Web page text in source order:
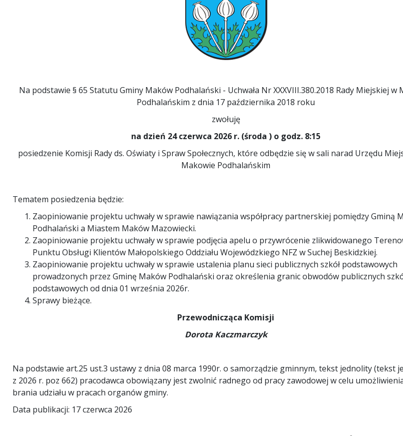
Na podstawie § 65 Statutu Gminy Maków Podhalański - Uchwała Nr XXXVIII.380.2018 Rady Miejskiej w
Podhalańskim z dnia 17 października 2018 roku
zwołuję
na dzień 24 czerwca 2026 r. (środa ) o godz. 8:15
posiedzenie Komisji Rady ds. Oświaty i Spraw Społecznych, które odbędzie się w sali narad Urzędu
Makowie Podhalańskim
Tematem posiedzenia będzie:
Zaopiniowanie projektu uchwały w sprawie nawiązania współpracy partnerskiej pomiędzy Gminą
Podhalański a Miastem Maków Mazowiecki.
Zaopiniowanie projektu uchwały w sprawie podjęcia apelu o przywrócenie zlikwidowanego
Punktu Obsługi Klientów Małopolskiego Oddziału Wojewódzkiego NFZ w Suchej Beskidzkiej.
Zaopiniowanie projektu uchwały w sprawie ustalenia planu sieci publicznych szkół podstawowych
prowadzonych przez Gminę Maków Podhalański oraz określenia granic obwodów publicznych
podstawowych od dnia 01 września 2026r.
Sprawy bieżące.
Przewodnicząca Komisji
Dorota Kaczmarczyk
Na podstawie art.25 ust.3 ustawy z dnia 08 marca 1990r. o samorządzie gminnym, tekst jednolity (tekst
z 2026 r. poz 662) pracodawca obowiązany jest zwolnić radnego od pracy zawodowej w celu
brania udziału w pracach organów gminy.
Data publikacji: 17 czerwca 2026